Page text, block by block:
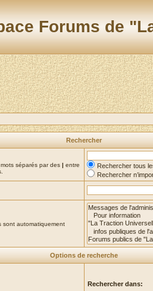
Forums de
Rechercher
séparés par des | entre
Rechercher tous
Rechercher
sont automatiquement
Options de recherche
Rechercher dans: